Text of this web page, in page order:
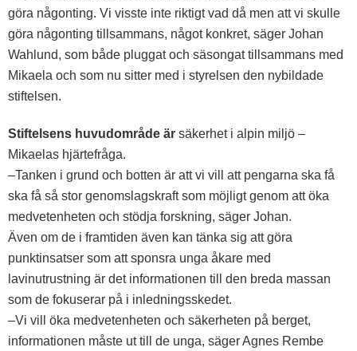
göra någonting. Vi visste inte riktigt vad då men att vi skulle
göra någonting tillsammans, något konkret, säger Johan
Wahlund, som både pluggat och säsongat tillsammans med
Mikaela och som nu sitter med i styrelsen den nybildade
stiftelsen.
Stiftelsens huvudområde är säkerhet i alpin miljö –
Mikaelas hjärtefråga.
–Tanken i grund och botten är att vi vill att pengarna ska få
ska få så stor genomslagskraft som möjligt genom att öka
medvetenheten och stödja forskning, säger Johan.
Även om de i framtiden även kan tänka sig att göra
punktinsatser som att sponsra unga åkare med
lavinutrustning är det informationen till den breda massan
som de fokuserar på i inledningsskedet.
–Vi vill öka medvetenheten och säkerheten på berget,
informationen måste ut till de unga, säger Agnes Rembe